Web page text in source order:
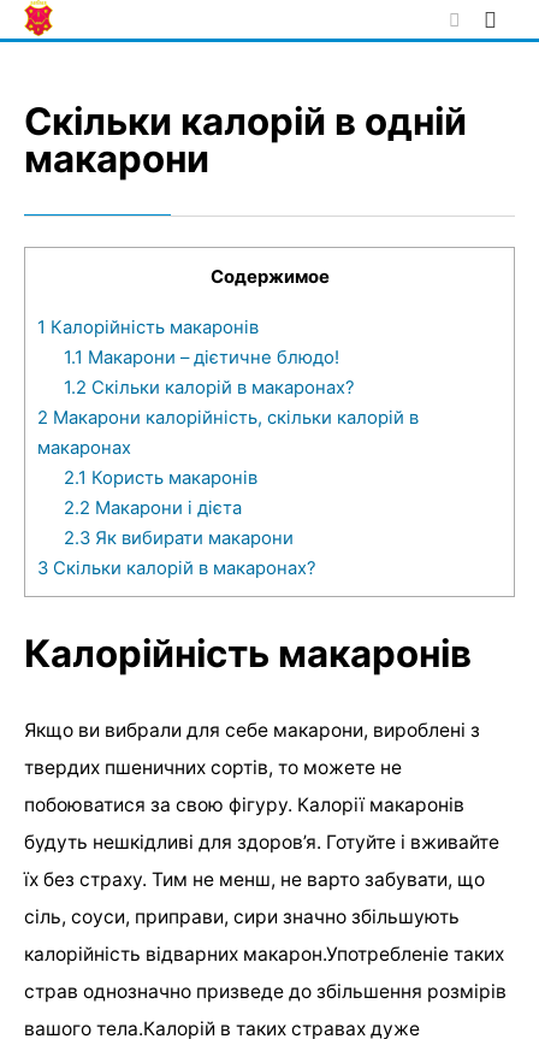
Skip
to
Скільки калорій в одній
макарони
Содержимое
1 Калорійність макаронів
1.1 Макарони – дієтичне блюдо!
1.2 Скільки калорій в макаронах?
2 Макарони калорійність, скільки калорій в
макаронах
2.1 Користь макаронів
2.2 Макарони і дієта
2.3 Як вибирати макарони
3 Скільки калорій в макаронах?
Калорійність макаронів
Якщо ви вибрали для себе макарони, вироблені з
твердих пшеничних сортів, то можете не
побоюватися за свою фігуру. Калорії макаронів
будуть нешкідливі для здоров’я. Готуйте і вживайте
їх без страху. Тим не менш, не варто забувати, що
сіль, соуси, приправи, сири значно збільшують
калорійність відварних макарон.Употребленіе таких
страв однозначно призведе до збільшення розмірів
вашого тела.Калорій в таких стравах дуже